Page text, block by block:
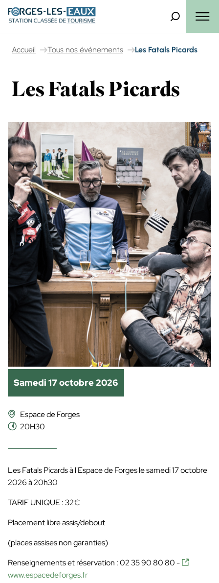
Que
Accueil Tous nos événements Les Fatals Picards
Les Fatals Picards
Samedi 17 octobre 2026
Espace de Forges
20H30
Les Fatals Picards à l'Espace de Forges le samedi 17 octobre
2026 à 20h30
TARIF UNIQUE : 32€
Placement libre assis/debout
(places assises non garanties)
Renseignements et réservation : 02 35 90 80 80 -
www.espacedeforges.fr
Panneau de gestion des cookies